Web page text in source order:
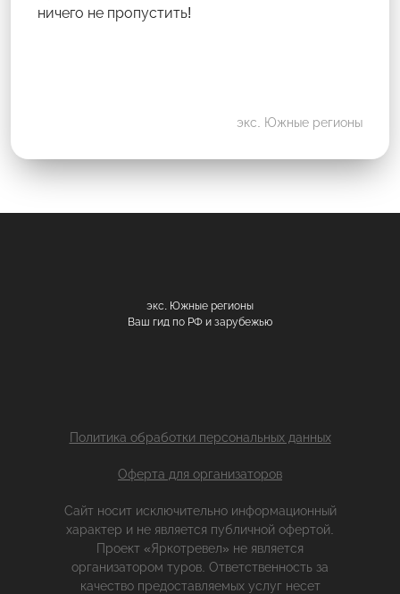
ничего не пропустить!
экс. Южные регионы
экс. Южные регионы
Ваш гид по РФ и зарубежью
Политика обработки персональных данных
Оферта для организаторов
Сайт носит исключительно информационный
характер и не является публичной офертой.
Проект «Яркотревел» не является
организатором туров. Ответственность за
качество предоставляемых услуг несет